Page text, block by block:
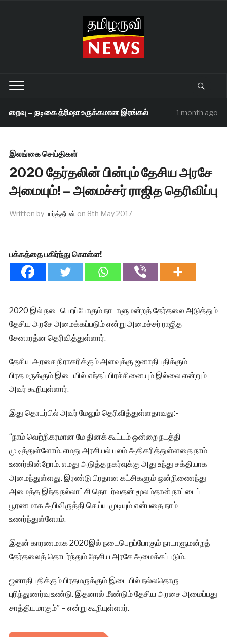
– நடிகை த்ரிஷா உருக்கமான இரங்கல் 1 month ago
இலங்கை செய்திகள்
2020 தேர்தலின் பின்பும் தேசிய அரசே
அமையும்! – அமைச்சர் ராஜித தெரிவிப்பு
Written byபார்த்தீபன் on 8th May 2017
பக்கத்தை பகிர்ந்து கொள்ள!
2020 இல் நடைபெறப்போகும் நாடாளுமன்றத் தேர்தலை அடுத்தும்
தேசிய அரசே அமைக்கப்படும் என்று அமைச்சர் ராஜித
சேனாரத்ன தெரிவித்துள்ளார்.
தேசிய அரசை நிராகரிக்கும் அளவுக்கு ஜனாதிபதிக்கும்
பிரதமருக்கும் இடையில் எந்தப் பிரச்சினையும் இல்லை என்றும்
அவர் கூறியுள்ளார்.
இது தொடர்பில் அவர் மேலும் தெரிவித்துள்ளதாவது:-
“நாம் வெற்றிகரமான மே தினக் கூட்டம் ஒன்றை நடத்தி
முடித்துள்ளோம். எமது அரசியல் பலம் அதிகரித்துள்ளதை நாம்
உணர்கின்றோம். எமது அடுத்த நகர்வுக்கு அது உந்து சக்தியாக
அமைந்துள்ளது. இரண்டு பிரதான கட்சிகளும் ஒன்றிணைந்து
அமைத்த இந்த நல்லாட்சி தொடர்வதன் மூலம்தான் நாட்டைப்
பூரணமாக அபிவிருத்தி செய்ய முடியும் என்பதை நாம்
உணர்ந்துள்ளோம்.
இதன் காரணமாக 2020இல் நடைபெறப்போகும் நாடாளுமன்றத்
தேர்தலைத் தொடர்ந்தும் தேசிய அரசே அமைக்கப்படும்.
ஜனாதிபதிக்கும் பிரதமருக்கும் இடையில் நல்லதொரு
புரிந்துணர்வு உண்டு. இதனால் மீண்டும் தேசிய அரசை அமைப்பது
சாத்தியமாகும்” – என்று கூறியுள்ளார்.